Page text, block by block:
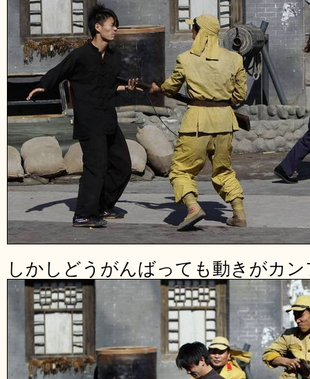
しかしどうがんばっても動きがカ